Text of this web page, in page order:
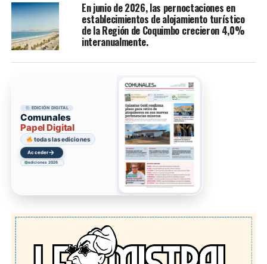
En junio de 2026, las pernoctaciones en
establecimientos de alojamiento turístico
de la Región de Coquimbo crecieron 4,0%
interanualmente.
EDICIÓN DIGITAL
Comunales
Papel Digital
todas las ediciones
Acceder→
ediciones 2026